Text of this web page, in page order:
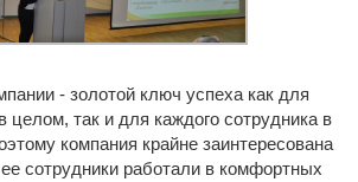
- золотой ключ успеха как для
так и для каждого сотрудника в
компания крайне заинтересована
сотрудники работали в комфортных